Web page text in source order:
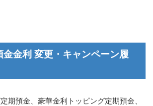
金金利 変更・キャンペーン履
期預金、豪華金利トッピング定期預金、